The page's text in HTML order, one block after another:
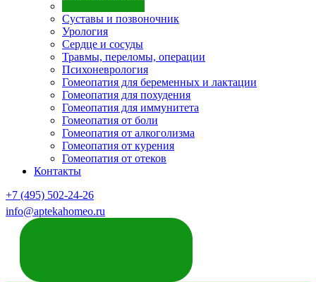
Суставы и позвоночник
Урология
Сердце и сосуды
Травмы, переломы, операции
Психоневрология
Гомеопатия для беременных и лактации
Гомеопатия для похудения
Гомеопатия для иммунитета
Гомеопатия от боли
Гомеопатия от алкоголизма
Гомеопатия от курения
Гомеопатия от отеков
Контакты
+7 (495) 502-24-26
info@aptekahomeo.ru